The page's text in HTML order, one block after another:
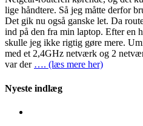
lige håndtere. Så jeg måtte derfor
Det gik nu også ganske let. Da
ind på den fra min laptop. Efter en
skulle jeg ikke rigtig gøre mere.
med et 2,4GHz netværk og 2
var der …. (læs mere her)
Nyeste indlæg